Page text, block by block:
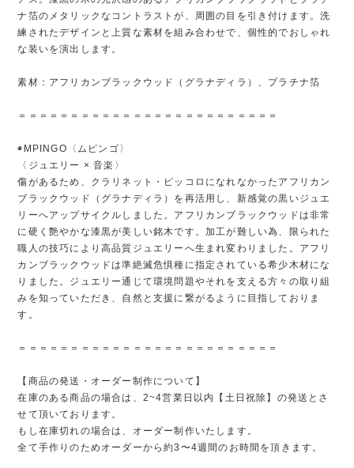
ナ箔のメタリックなコントラストが、周囲の目を引き付けます。洗
練されたデザインと上質な素材を組み合わせで、個性的でおしゃれ
な装いを演出します。
素材：アフリカンブラックウッド（グラナディラ）、プラチナ箔
＝＝＝＝＝＝＝＝＝＝＝＝＝＝＝＝＝＝＝＝＝＝＝＝＝
◉MPINGO〈ムピンゴ〉
〈ジュエリー × 音楽〉
傷があるため、クラリネット・ピッコロになれなかったアフリカン
ブラックウッド（グラナディラ）を再活用し、新感覚の黒いジュエ
リーへアップサイクルしました。アフリカンブラックウッドは非常
に硬く艶やかな漆黒が美しい銘木です。加工が難しい為、限られた
職人の技巧により高品質ジュエリーへ生まれ変わりました。アフリ
カンブラックウッドは準絶滅危惧種に指定されている希少木材にな
りました。ジュエリー通じて環境問題やそれを支える方々の取り組
みを知っていただき、自然と支援に繋がるように目指しておりま
す。
＝＝＝＝＝＝＝＝＝＝＝＝＝＝＝＝＝＝＝＝＝＝＝＝＝
【商品の発送・オーダー制作について】
在庫のある商品の場合は、2~4営業日以内【土日祝除】の発送とさ
せて頂いております。
もし在庫切れの場合は、オーダー制作いたします。
全て手作りのためオーダーから約3〜4週間のお時間を頂きます。